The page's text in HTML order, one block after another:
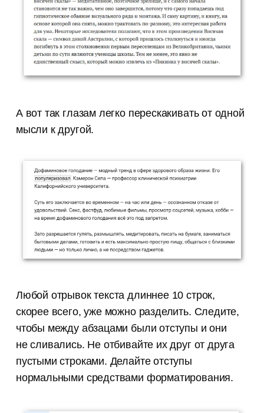
А вот так глазам легко перескакивать от одной
мысли к другой.
Любой отрывок текста длиннее 10 строк,
скорее всего, уже можно разделить. Следите,
чтобы между абзацами были отступы и они
не сливались. Не отбивайте их друг от друга
пустыми строками. Делайте отступы
нормальными средствами форматирования.